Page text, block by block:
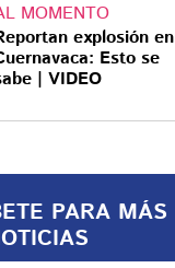
MOMENTO
explosión en
Esto se
| VIDEO
PARA MÁS